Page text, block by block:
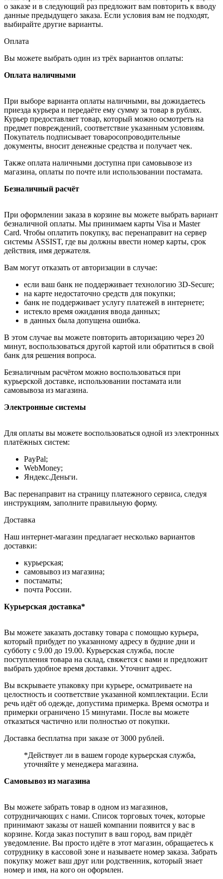
о заказе и в следующий раз предложит вам повторить к вводу
данные предыдущего заказа. Если условия вам не подходят,
выбирайте другие варианты.
Оплата
Вы можете выбрать один из трёх вариантов оплаты:
Оплата наличными
При выборе варианта оплаты наличными, вы дожидаетесь
приезда курьера и передаёте ему сумму за товар в рублях.
Курьер предоставляет товар, который можно осмотреть на
предмет повреждений, соответствие указанным условиям.
Покупатель подписывает товаросопроводительные
документы, вносит денежные средства и получает чек.
Также оплата наличными доступна при самовывозе из
магазина, оплаты по почте или использовании постамата.
Безналичный расчёт
При оформлении заказа в корзине вы можете выбрать вариант
безналичной оплаты. Мы принимаем карты Visa и Master
Card. Чтобы оплатить покупку, вас перенаправит на сервер
системы ASSIST, где вы должны ввести номер карты, срок
действия, имя держателя.
Вам могут отказать от авторизации в случае:
если ваш банк не поддерживает технологию 3D-Secure;
на карте недостаточно средств для покупки;
банк не поддерживает услугу платежей в интернете;
истекло время ожидания ввода данных;
в данных была допущена ошибка.
В этом случае вы можете повторить авторизацию через 20
минут, воспользоваться другой картой или обратиться в свой
банк для решения вопроса.
Безналичным расчётом можно воспользоваться при
курьерской доставке, использовании постамата или
самовывоза из магазина.
Электронные системы
Для оплаты вы можете воспользоваться одной из электронных
платёжных систем:
PayPal;
WebMoney;
Яндекс.Деньги.
Вас перенаправит на страницу платежного сервиса, следуя
инструкциям, заполните правильную форму.
Доставка
Наш интернет-магазин предлагает несколько вариантов
доставки:
курьерская;
самовывоз из магазина;
постаматы;
почта России.
Курьерская доставка*
Вы можете заказать доставку товара с помощью курьера,
который прибудет по указанному адресу в будние дни и
субботу с 9.00 до 19.00. Курьерская служба, после
поступления товара на склад, свяжется с вами и предложит
выбрать удобное время доставки. Уточнит адрес.
Вы вскрываете упаковку при курьере, осматриваете на
целостность и соответствие указанной комплектации. Если
речь идёт об одежде, допустима примерка. Время осмотра и
примерки ограничено 15 минутами. После вы можете
отказаться частично или полностью от покупки.
Доставка бесплатна при заказе от 3000 рублей.
*Действует ли в вашем городе курьерская служба,
уточняйте у менеджера магазина.
Самовывоз из магазина
Вы можете забрать товар в одном из магазинов,
сотрудничающих с нами. Список торговых точек, которые
принимают заказы от нашей компании появится у вас в
корзине. Когда заказ поступит в ваш город, вам придёт
уведомление. Вы просто идёте в этот магазин, обращаетесь к
сотруднику в кассовой зоне и называете номер заказа. Забрать
покупку может ваш друг или родственник, который знает
номер и имя, на кого он оформлен.